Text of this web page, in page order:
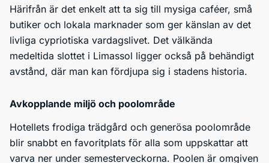
Härifrån är det enkelt att ta sig till mysiga caféer, små
butiker och lokala marknader som ger känslan av det
livliga cypriotiska vardagslivet. Det välkända
medeltida slottet i Limassol ligger också på behändigt
avstånd, där man kan fördjupa sig i stadens historia.
Avkopplande miljö och poolområde
Hotellets frodiga trädgård och generösa poolområde
blir snabbt en favoritplats för alla som uppskattar att
varva ner under semesterveckorna. Poolen är omgiven